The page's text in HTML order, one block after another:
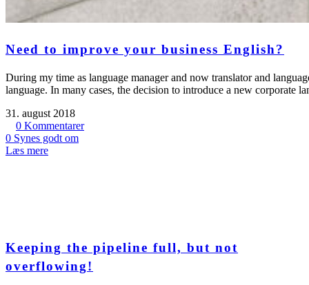
Need to improve your business English?
During my time as language manager and now translator and
language. In many cases, the decision to introduce a new corporate
31. august 2018
0 Kommentarer
0 Synes godt om
Læs mere
Keeping the pipeline full, but not
overflowing!